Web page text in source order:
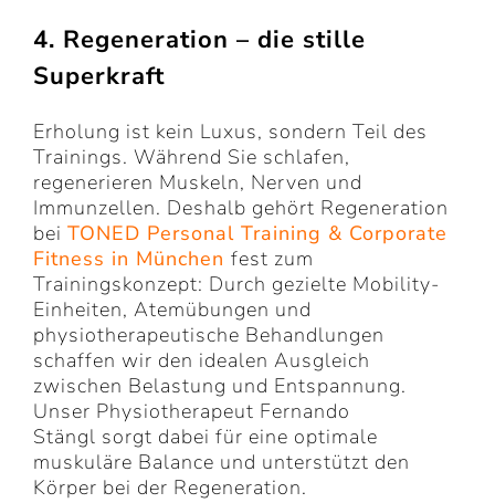
4. Regeneration – die stille
Superkraft
Erholung ist kein Luxus, sondern Teil des
Trainings. Während Sie schlafen,
regenerieren Muskeln, Nerven und
Immunzellen. Deshalb gehört Regeneration
bei TONED Personal Training & Corporate
Fitness in München fest zum
Trainingskonzept: Durch gezielte Mobility-
Einheiten, Atemübungen und
physiotherapeutische Behandlungen
schaffen wir den idealen Ausgleich
zwischen Belastung und Entspannung.
Unser Physiotherapeut Fernando
Stängl sorgt dabei für eine optimale
muskuläre Balance und unterstützt den
Körper bei der Regeneration.